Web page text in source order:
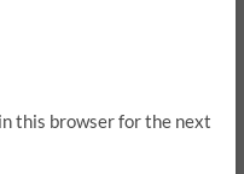
this browser for the next